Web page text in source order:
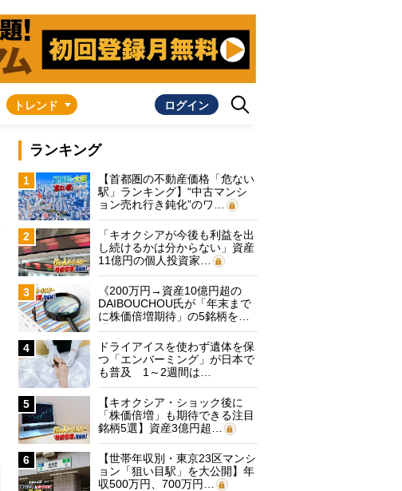
トレンド ログイン
ランキング
1
【首都圏の不動産価格「危ない
駅」ランキング】“中古マンシ
ョン売れ行き鈍化”のワ…
2
「キオクシアが今後も利益を出
し続けるかは分からない」資産
11億円の個人投資家…
3
《200万円→資産10億円超の
DAIBOUCHOU氏が「年末まで
に株価倍増期待」の5銘柄を…
4
ドライアイスを使わず遺体を保
つ「エンバーミング」が日本で
も普及 1～2週間は…
5
【キオクシア・ショック後に
「株価倍増」も期待できる注目
銘柄5選】資産3億円超…
6
【世帯年収別・東京23区マンシ
ョン「狙い目駅」を大公開】年
収500万円、700万円…